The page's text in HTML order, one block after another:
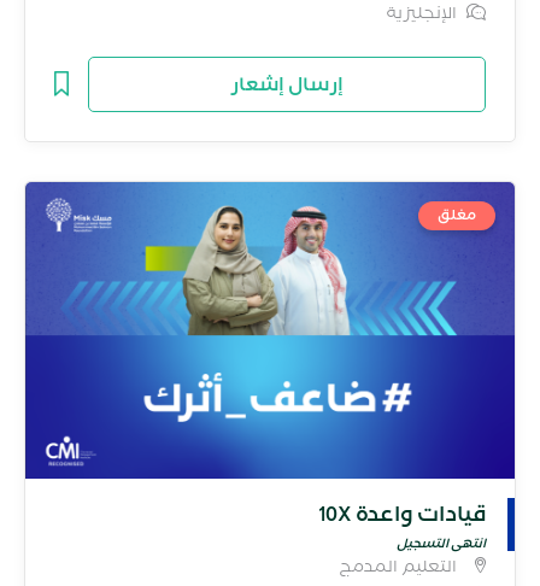
الإنجليزية
إرسال إشعار
مغلق
قيادات واعدة 10X
انتهى التسجيل
التعليم المدمج